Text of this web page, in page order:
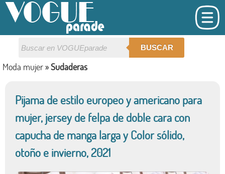
BUSCAR
Moda mujer »Sudaderas
Pijama de estilo europeo y americano para
mujer, jersey de felpa de doble cara con
capucha de manga larga y Color sólido,
otoño e invierno, 2021